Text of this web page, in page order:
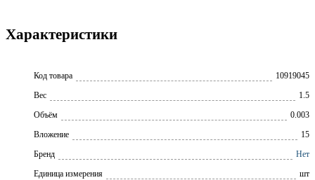
Характеристики
Код товара
10919045
Вес
1.5
Объём
0.003
Вложение
15
Бренд
Нет
Единица измерения
шт